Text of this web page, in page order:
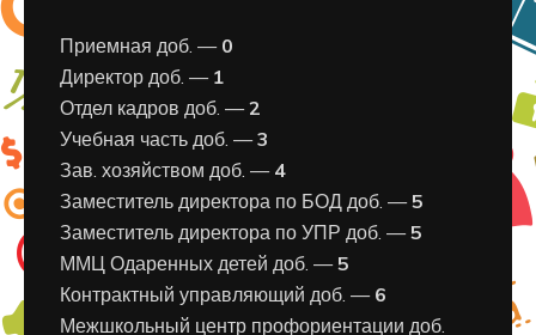
Приемная доб. — 0
Директор доб. — 1
Отдел кадров доб. —2
Учебная часть доб. —3
Зав. хозяйством доб. — 4
Заместитель директора по БОД доб. —5
Заместитель директора по УПР доб. —5
ММЦ Одаренных детей доб. —5
Контрактный управляющий доб. — 6
Межшкольный центр профориентации доб.